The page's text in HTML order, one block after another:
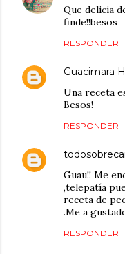
Que delicia
finde!!besos
RESPONDER
Guacimara
Una receta
Besos!
RESPONDER
Guau!! Me
,telepatía
receta de
.Me a
RESPONDER